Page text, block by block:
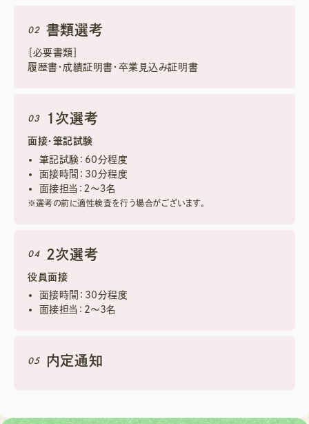
02 書類選考
［必要書類］
履歴書・成績証明書・卒業見込み証明書
03 1次選考
面接・筆記試験
筆記試験：60分程度
面接時間：30分程度
面接担当：２～３名
※選考の前に適性検査を行う場合がございます。
04 2次選考
役員面接
面接時間：30分程度
面接担当：2〜3名
05 内定通知